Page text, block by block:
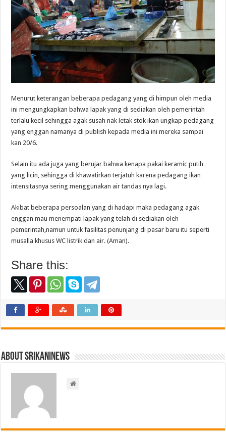
Menurut keterangan beberapa pedagang yang di himpun oleh media
ini mengungkapkan bahwa lapak yang di sediakan oleh pemerintah
terlalu kecil sehingga agak susah nak letak stok ikan ungkap pedagang
yang enggan namanya di publish kepada media ini mereka sampai
kan 20/6.
Selain itu ada juga yang berujar bahwa kenapa pakai keramic putih
yang licin, sehingga di khawatirkan terjatuh karena pedagang ikan
intensitasnya sering menggunakan air tandas nya lagi.
Akibat beberapa persoalan yang di hadapi maka pedagang agak
enggan mau menempati lapak yang telah di sediakan oleh
pemerintah,namun untuk fasilitas penunjang di pasar baru itu seperti
musalla khusus WC listrik dan air. (Aman).
Share this:
About srikaninews